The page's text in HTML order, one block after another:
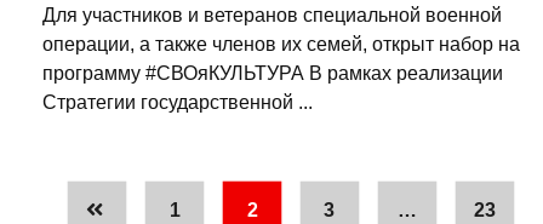
Для участников и ветеранов специальной военной
операции, а также членов их семей, открыт набор на
программу #СВОяКУЛЬТУРА В рамках реализации
Стратегии государственной ...
1 2 3 … 23